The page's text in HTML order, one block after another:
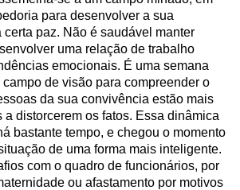
para desenvolver a sua
paz. Não é saudável manter
uma relação de trabalho
emocionais. É uma semana
de visão para compreender o
da sua convivência estão mais
a distorcerem os fatos. Essa dinâmica
bastante tempo, e chegou o momento
de uma forma mais inteligente.
com o quadro de funcionários, por
ou afastamento por motivos